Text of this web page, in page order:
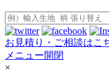
お見積り・ご相談はこ
メニュー開閉
×